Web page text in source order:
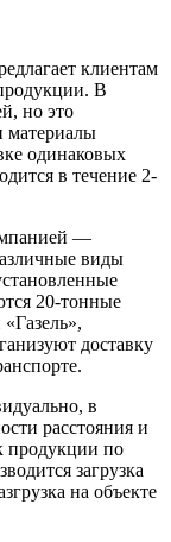
клиентам
В
но это
материалы
одинаковых
в течение 2-
—
виды
20-тонные
доставку
в
расстояния и
продукции по
загрузка
на объекте